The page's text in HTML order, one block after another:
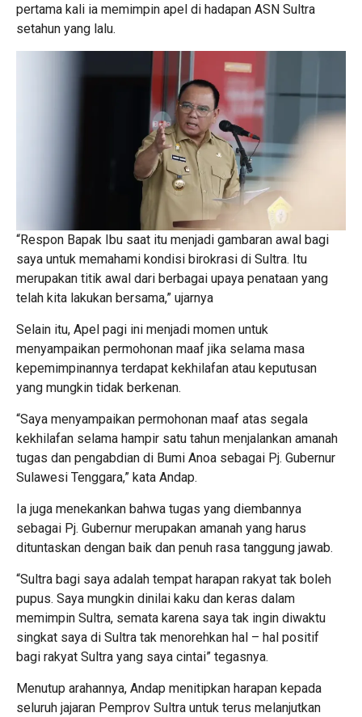
pertama kali ia memimpin apel di hadapan ASN Sultra
setahun yang lalu.
“Respon Bapak Ibu saat itu menjadi gambaran awal bagi
saya untuk memahami kondisi birokrasi di Sultra. Itu
merupakan titik awal dari berbagai upaya penataan yang
telah kita lakukan bersama,” ujarnya
Selain itu, Apel pagi ini menjadi momen untuk
menyampaikan permohonan maaf jika selama masa
kepemimpinannya terdapat kekhilafan atau keputusan
yang mungkin tidak berkenan.
“Saya menyampaikan permohonan maaf atas segala
kekhilafan selama hampir satu tahun menjalankan amanah
tugas dan pengabdian di Bumi Anoa sebagai Pj. Gubernur
Sulawesi Tenggara,” kata Andap.
Ia juga menekankan bahwa tugas yang diembannya
sebagai Pj. Gubernur merupakan amanah yang harus
dituntaskan dengan baik dan penuh rasa tanggung jawab.
“Sultra bagi saya adalah tempat harapan rakyat tak boleh
pupus. Saya mungkin dinilai kaku dan keras dalam
memimpin Sultra, semata karena saya tak ingin diwaktu
singkat saya di Sultra tak menorehkan hal – hal positif
bagi rakyat Sultra yang saya cintai” tegasnya.
Menutup arahannya, Andap menitipkan harapan kepada
seluruh jajaran Pemprov Sultra untuk terus melanjutkan